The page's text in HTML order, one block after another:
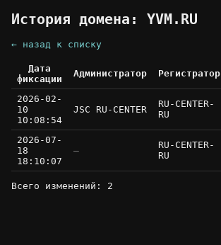
История домена: YVM.RU
← назад к списку
Дата
фиксации
Администратор Регистратор
2026-02-
10
10:08:54
JSC RU-CENTER
RU-CENTER-
RU
2026-07-
18
18:10:07
—
RU-CENTER-
RU
Всего изменений: 2